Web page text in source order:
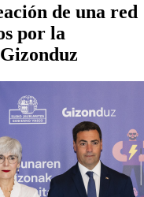
de una red
por la